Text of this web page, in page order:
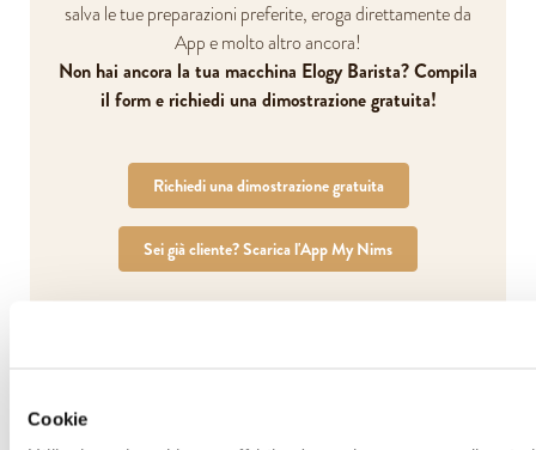
Cookie
salva le tue preparazioni preferite, eroga direttamente da
App e molto altro ancora!
Non hai ancora la tua macchina Elogy Barista? Compila
il form e richiedi una dimostrazione gratuita!
Richiedi una dimostrazione gratuita
Sei già cliente? Scarica l'App My Nims